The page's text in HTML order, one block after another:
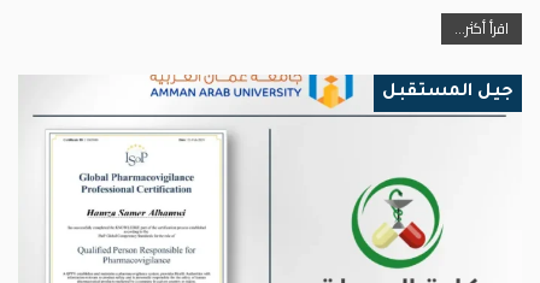
اقرأ أكثر...
جيل المستقبل